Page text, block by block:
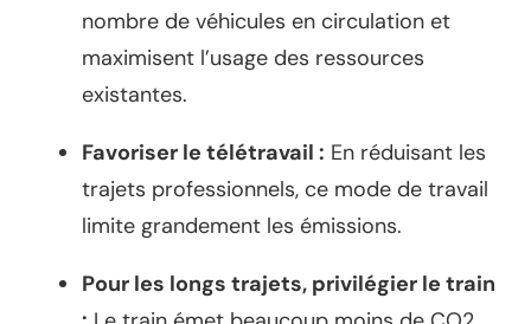
nombre de véhicules en circulation et
maximisent l’usage des ressources
existantes.
Favoriser le télétravail : En réduisant les
trajets professionnels, ce mode de travail
limite grandement les émissions.
Pour les longs trajets, privilégier le train